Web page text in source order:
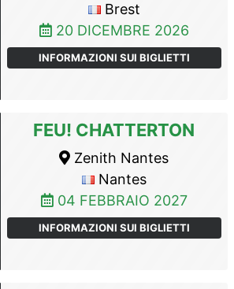
Brest
20 DICEMBRE 2026
INFORMAZIONI SUI BIGLIETTI
FEU! CHATTERTON
Zenith Nantes
Nantes
04 FEBBRAIO 2027
INFORMAZIONI SUI BIGLIETTI